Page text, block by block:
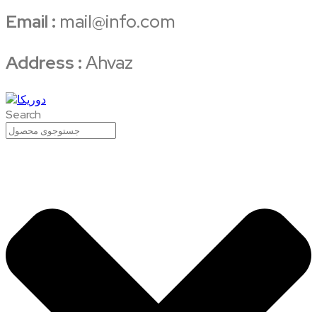
Email : mail@info.com
Address :Ahvaz
Search